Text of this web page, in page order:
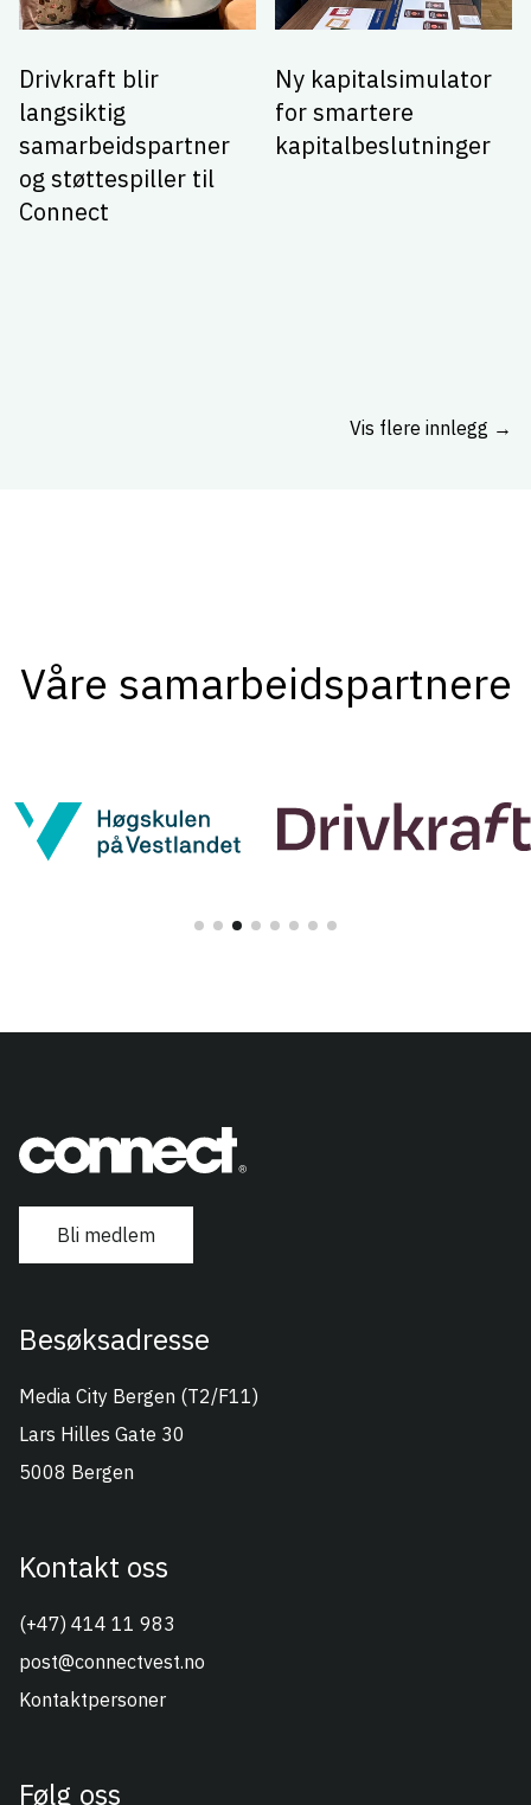
Drivkraft blir
langsiktig
samarbeidspartner
og støttespiller til
Connect
Ny kapitalsimulator
for smartere
kapitalbeslutninger
Vis flere innlegg →
Våre samarbeidspartnere
Bli medlem
Besøksadresse
Connect Vest
Media City Bergen (T2/F11)
Lars Hilles Gate 30
5008 Bergen
Kontakt oss
(+47) 414 11 983
post@connectvest.no
Kontaktpersoner
Følg oss